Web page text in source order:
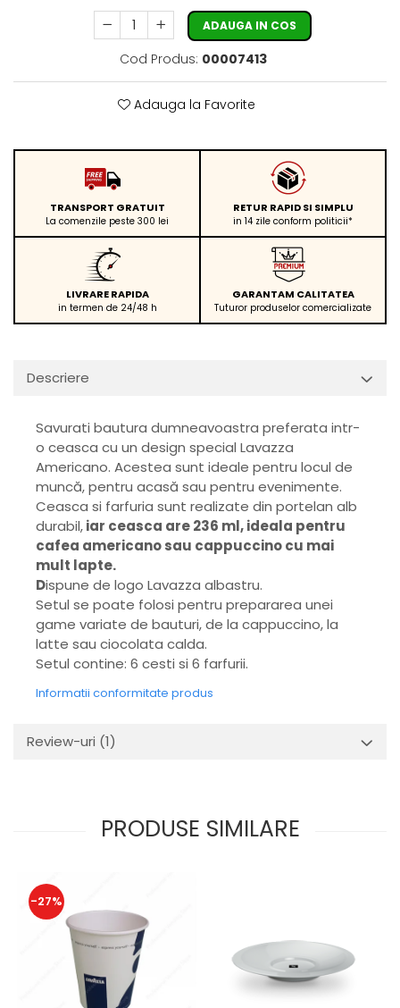
ADAUGA IN COS
Cod Produs: 00007413
Adauga la Favorite
TRANSPORT GRATUIT
La comenzile peste 300 lei
RETUR RAPID SI SIMPLU
in 14 zile conform politicii*
LIVRARE RAPIDA
in termen de 24/48 h
GARANTAM CALITATEA
Tuturor produselor comercializate
Descriere
Savurati bautura dumneavoastra preferata intr-
o ceasca cu un design special Lavazza
Americano. Acestea sunt ideale pentru locul de
muncă, pentru acasă sau pentru evenimente.
Ceasca si farfuria sunt realizate din portelan alb
durabil,iar ceasca are 236 ml, ideala pentru
cafea americano sau cappuccino cu mai
mult lapte.
Dispune de logo Lavazza albastru.
Setul se poate folosi pentru prepararea unei
game variate de bauturi, de la cappuccino, la
latte sau ciocolata calda.
Setul contine: 6 cesti si 6 farfurii.
Informatii conformitate produs
Review-uri (1)
PRODUSE SIMILARE
-27%